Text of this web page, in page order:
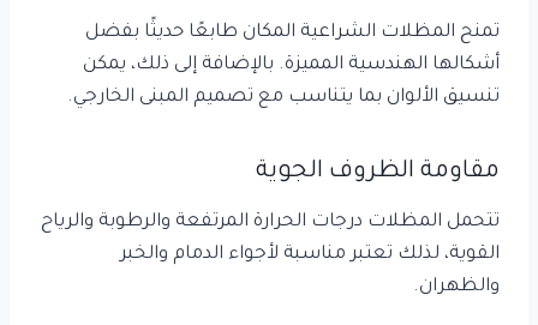
تمنح المظلات الشراعية المكان طابعًا حديثًا بفضل
أشكالها الهندسية المميزة. بالإضافة إلى ذلك، يمكن
تنسيق الألوان بما يتناسب مع تصميم المبنى الخارجي.
مقاومة الظروف الجوية
تتحمل المظلات درجات الحرارة المرتفعة والرطوبة والرياح
القوية، لذلك تعتبر مناسبة لأجواء الدمام والخبر
والظهران.